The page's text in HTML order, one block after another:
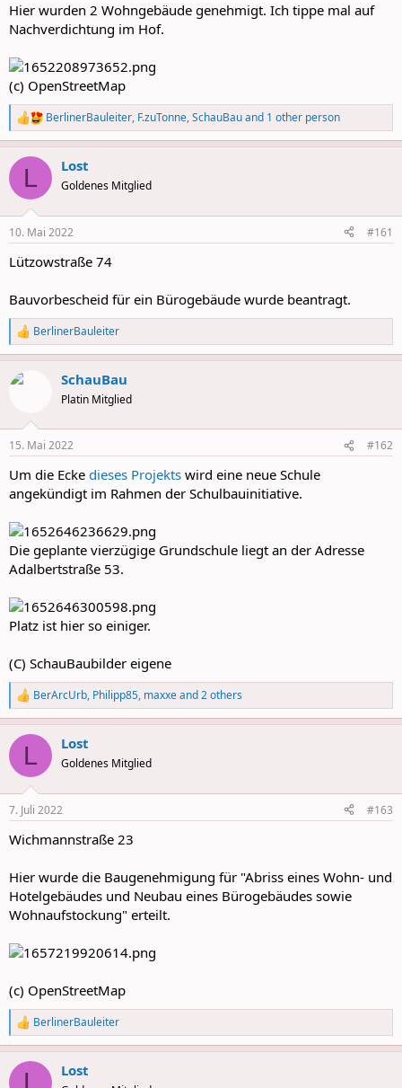
Hier wurden 2 Wohngebäude genehmigt. Ich tippe mal auf
Nachverdichtung im Hof.
(c) OpenStreetMap
R
e
a
c
i
s
BerlinerBauleiter, F.zuTonne,SchauBauand 1 other person
L Lost
Goldenes Mitglied
10. Mai 2022 #161
Lützowstraße 74
Bauvorbescheid für ein Bürogebäude wurde beantragt.
R
e
a
c
s
BerlinerBauleiter
SchauBau
Platin Mitglied
15. Mai 2022 #162
Um die Ecke dieses Projekts wird eine neue Schule
angekündigt im Rahmen der Schulbauinitiative.
Die geplante vierzügige Grundschule liegt an der Adresse
Adalbertstraße 53.
Platz ist hier so einiger.
(C) SchauBaubilder eigene
R
e
a
c
i
s
BerArcUrb, Philipp85, maxxeand 2 others
L Lost
Goldenes Mitglied
7. Juli 2022 #163
Wichmannstraße 23
Hier wurde die Baugenehmigung für "Abriss eines Wohn- und
Hotelgebäudes und Neubau eines Bürogebäudes sowie
Wohnaufstockung" erteilt.
(c) OpenStreetMap
R
e
a
c
BerlinerBauleiter
L Lost